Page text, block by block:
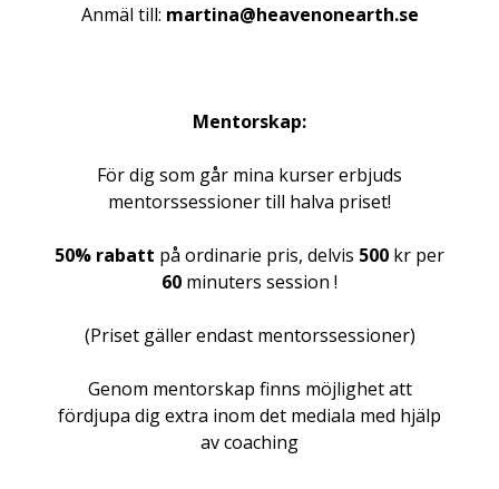
Anmäl till: martina@heavenonearth.se
Mentorskap:
För dig som går mina kurser erbjuds
mentorssessioner till halva priset!
50% rabatt på ordinarie pris, delvis 500 kr per
60 minuters session !
(Priset gäller endast mentorssessioner)
Genom mentorskap finns möjlighet att
fördjupa dig extra inom det mediala med hjälp
av coaching